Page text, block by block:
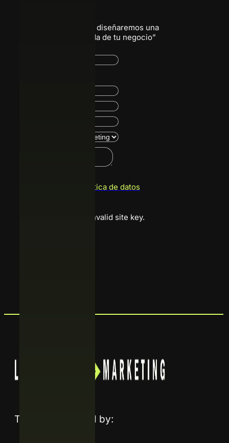
“Escríbenos, juntos diseñaremos una
solución a la medida de tu negocio”
política de datos
Google reCaptcha: Invalid site key.
Trusted and listed by: